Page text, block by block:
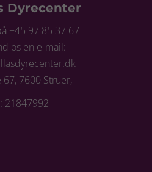
Dyrecenter
+45 97 85 37 67
os en e-mail:
67, 7600 Struer,
21847992